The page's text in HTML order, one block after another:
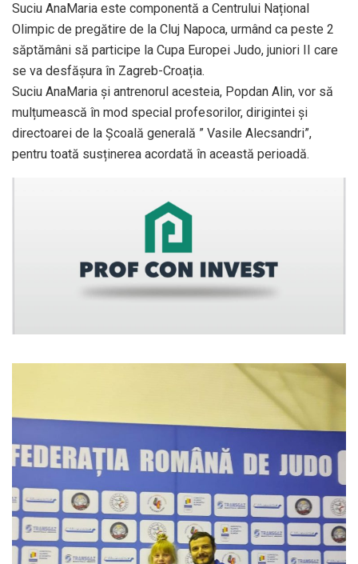
Suciu AnaMaria este componentă a Centrului Național
Olimpic de pregătire de la Cluj Napoca, urmând ca peste 2
săptămâni să participe la Cupa Europei Judo, juniori II care
se va desfășura în Zagreb-Croația.
Suciu AnaMaria și antrenorul acesteia, Popdan Alin, vor să
mulțumească în mod special profesorilor, dirigintei și
directoarei de la Școală generală ” Vasile Alecsandri”,
pentru toată susținerea acordată în această perioadă.